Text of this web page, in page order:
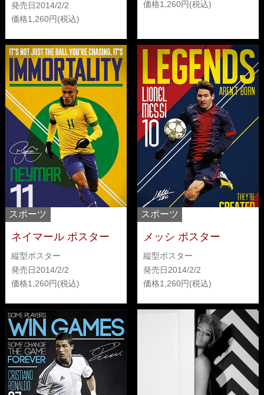
発売日2014/2/2
価格1,260
価格1,260
スポーツ
ネイマール ポスター
縦型ポスター
発売日2014/2/2
価格1,260
スポーツ
メッシ ポスター
縦型ポスター
発売日2014/2/2
価格1,260